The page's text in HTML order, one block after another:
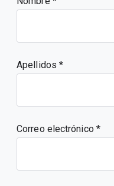
Apellidos
Correo electrónico